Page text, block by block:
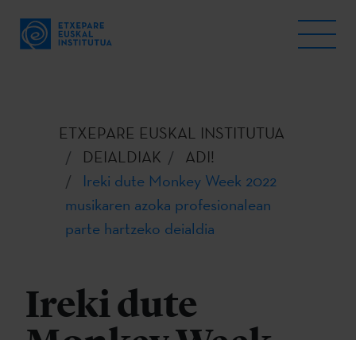
ETXEPARE EUSKAL INSTITUTUA
DEIALDIAK
ADI!
Ireki dute Monkey Week 2022
musikaren azoka profesionalean
parte hartzeko deialdia
Ireki dute